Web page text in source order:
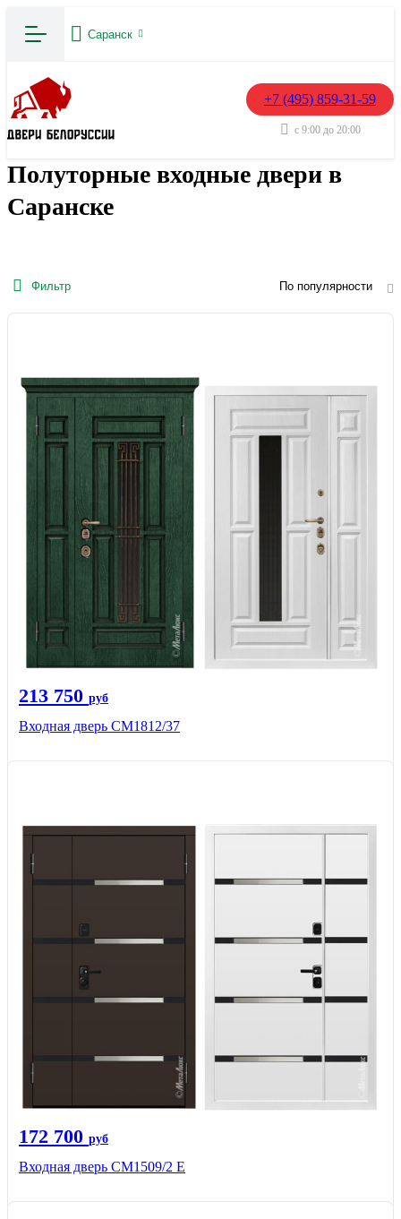
Саранск
+7 (495) 859-31-59
с 9:00 до 20:00
Полуторные входные двери в
Саранске
Фильтр По популярности
213 750 руб
Входная дверь СМ1812/37
172 700 руб
Входная дверь CМ1509/2 Е